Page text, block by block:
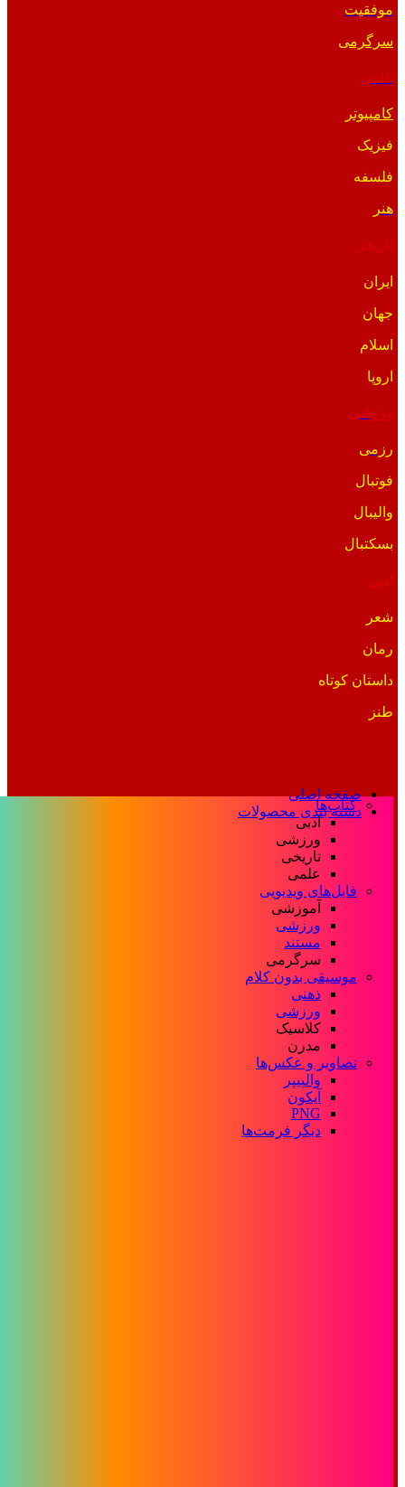
موفقیت
سرگرمی
کامپیوتر
فیزیک
فلسفه
هنر
ایران
جهان
اسلام
اروپا
ورزشی
رزمی
فوتبال
والیبال
بسکتبال
ادبی
شعر
رمان
داستان کوتاه
طنز
صفحه اصلی
دسته بندی محصولات
کتاب‌ها
ادبی
ورزشی
تاریخی
علمی
فایل‌های ویدیویی
آموزشی
ورزشی
مستند
سرگرمی
موسیقی بدون کلام
ذهنی
ورزشی
کلاسیک
مدرن
تصاویر و عکس‌ها
والپیپر
آیکون
PNG
دیگر فرمت‌ها